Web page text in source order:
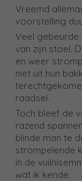
Vreemd
voorstelling
Veel gebeurde
van zijn stoel.
en weer
niet uit hun
raadsel.
Toch bleef de
razend
blinde man te
strompelende
in de
wat ik kende.